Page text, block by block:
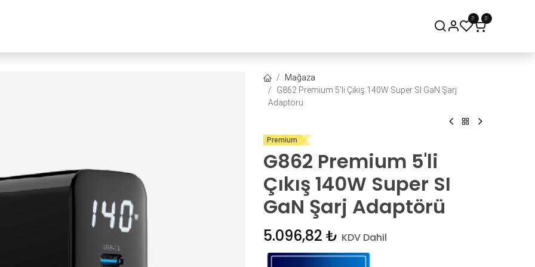
0 0
Mağaza
G862 Premium 5'li Çıkış 140W Super SI GaN Şarj
Adaptörü
Premium
G862 Premium 5'li
Çıkış 140W Super SI
GaN Şarj Adaptörü
5.096,82 ₺ KDV Dahil